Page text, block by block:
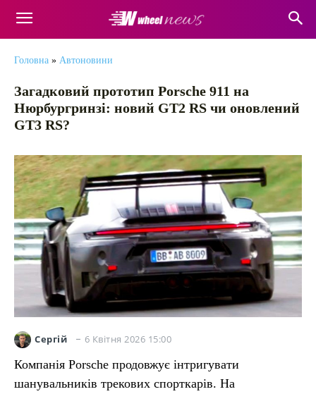
Головна » Автоновини
Загадковий прототип Porsche 911 на
Нюрбургринзі: новий GT2 RS чи оновлений
GT3 RS?
Сергій 6 Квітня 2026 15:00
Компанія Porsche продовжує інтригувати
шанувальників трекових спорткарів. На